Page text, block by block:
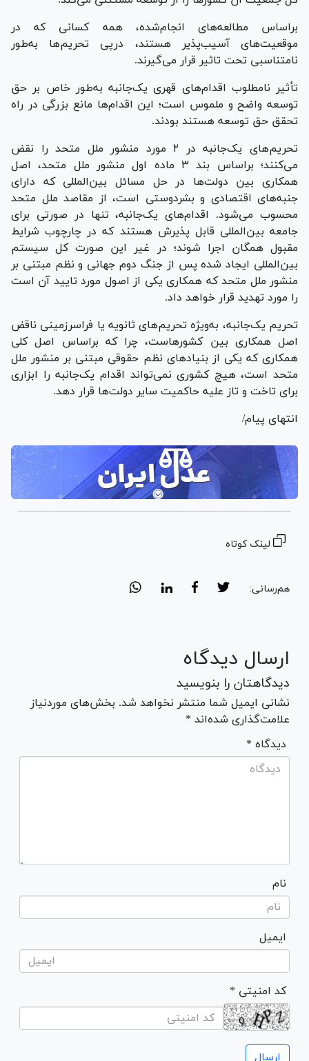
براساس مطالعه‌های انجام‌شده، همه کسانی که در
موقعیت‌های آسیب‌پذیر هستند، درپی تحریم‌ها به‌طور
نامتناسبی تحت تاثیر قرار می‌گیرند.
تأثیر نامطلوب اقدام‌های قهری یک‌جانبه به‌طور خاص بر حق
توسعه واضح و ملموس است؛ این اقدام‌ها مانع بزرگی در راه
تحقق حق توسعه هستند بودند.
تحریم‌های یک‌جانبه در ۲ مورد منشور ملل متحد را نقض
می‌کنند؛ براساس بند ٣ ماده اول منشور ملل متحد، اصل
همکاری بین دولت‌ها در حل مسائل بین‌المللی که دارای
جنبه‌های اقتصادی و بشردوستی است، از مقاصد ملل متحد
محسوب می‌شود. اقدام‌های یک‌جانبه، تنها در صورتی برای
جامعه بین‌المللی قابل پذیرش هستند که در چارچوب شرایط
مقبول همگان اجرا شوند؛ در غیر این صورت کل سیستم
بین‌المللی ایجاد شده پس از جنگ دوم جهانی و نظم مبتنی بر
منشور ملل متحد که همکاری یکی از اصول مورد تایید آن است
را مورد تهدید قرار خواهد داد.
تحریم یک‌جانبه، به‌ویژه تحریم‌های ثانویه یا فراسرزمینی ناقض
اصل همکاری بین کشور‌هاست، چرا که براساس اصل کلی
همکاری که یکی از بنیاد‌های نظم حقوقی مبتنی بر منشور ملل
متحد است، هیچ کشوری نمی‌تواند اقدام یک‌جانبه را ابزاری
برای تاخت و تاز علیه حاکمیت سایر دولت‌ها قرار دهد.
انتهای پیام/
لینک کوتاه
هم‌رسانی:
ارسال دیدگاه
دیدگاهتان را بنویسید
نشانی ایمیل شما منتشر نخواهد شد. بخش‌های موردنیاز
علامت‌گذاری شده‌اند *
* دیدگاه
نام
ایمیل
* کد امنیتی